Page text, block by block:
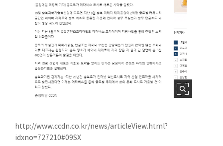
http://www.ccdn.co.kr/news/articleView.html?
idxno=727210#09SX